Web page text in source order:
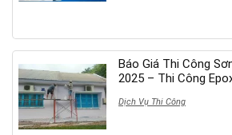
Báo Giá Thi Công
2025 – Thi Công
Dịch Vụ Thi Công